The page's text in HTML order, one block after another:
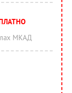
МКАД